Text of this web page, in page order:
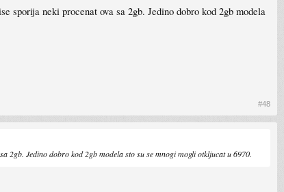
sporija neki procenat ova sa 2gb. Jedino dobro kod 2gb modela
#48
2gb. Jedino dobro kod 2gb modela sto su se mnogi mogli otkljucat u 6970.